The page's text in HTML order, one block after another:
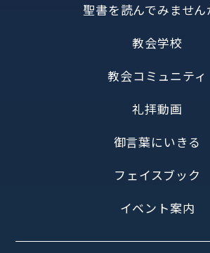
聖書を読んでみません
教会学校
教会コミュニティ
礼拝動画
御言葉にいきる
フェイスブック
イベント案内